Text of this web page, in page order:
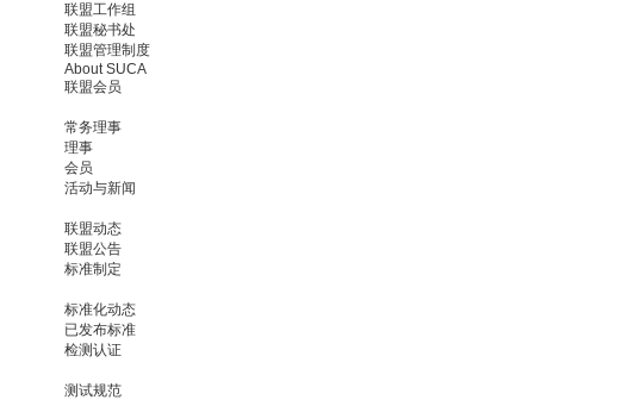
联盟工作组
联盟秘书处
联盟管理制度
About SUCA
联盟会员
常务理事
理事
会员
活动与新闻
联盟动态
联盟公告
标准制定
标准化动态
已发布标准
检测认证
测试规范